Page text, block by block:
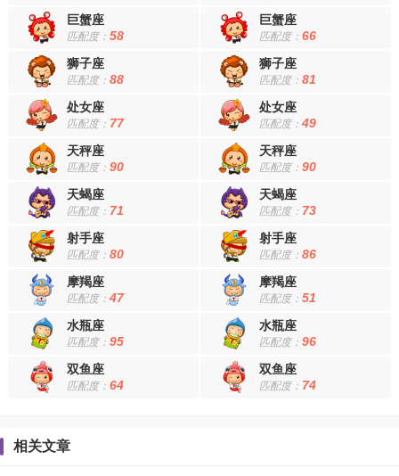
巨蟹座
匹配度： 58
狮子座
匹配度： 88
处女座
匹配度： 77
天秤座
匹配度： 90
天蝎座
匹配度： 71
射手座
匹配度： 80
摩羯座
匹配度： 47
水瓶座
匹配度： 95
双鱼座
匹配度： 64
巨蟹座
匹配度： 66
狮子座
匹配度： 81
处女座
匹配度： 49
天秤座
匹配度： 90
天蝎座
匹配度： 73
射手座
匹配度： 86
摩羯座
匹配度： 51
水瓶座
匹配度： 96
双鱼座
匹配度： 74
相关文章